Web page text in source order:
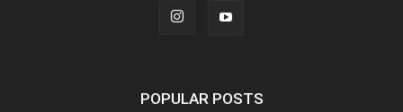
POPULAR POSTS